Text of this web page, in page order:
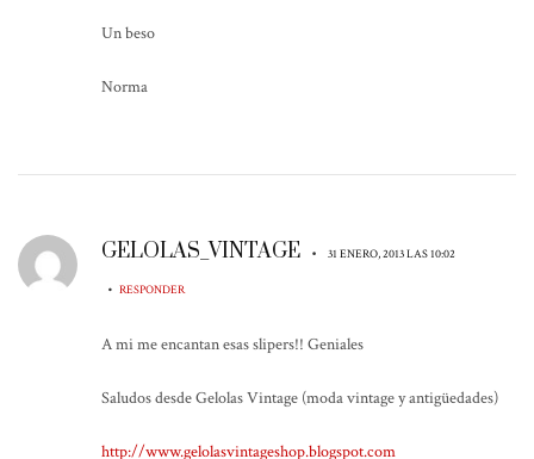
Un beso
Norma
GELOLAS_VINTAGE • 31 ENERO, 2013 LAS 10:02
• RESPONDER
A mi me encantan esas slipers!! Geniales
Saludos desde Gelolas Vintage (moda vintage y antigüedades)
http://www.gelolasvintageshop.blogspot.com